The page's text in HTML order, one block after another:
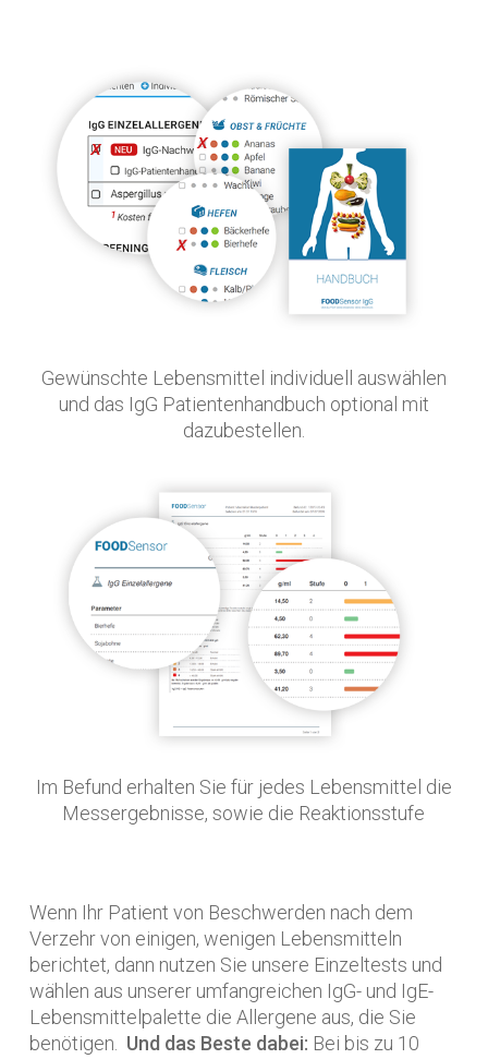
Gewünschte Lebensmittel individuell auswählen
und das IgG Patientenhandbuch optional mit
dazubestellen.
Im Befund erhalten Sie für jedes Lebensmittel die
Messergebnisse, sowie die Reaktionsstufe
Wenn Ihr Patient von Beschwerden nach dem
Verzehr von einigen, wenigen Lebensmitteln
berichtet, dann nutzen Sie unsere Einzeltests und
wählen aus unserer umfangreichen IgG- und IgE-
Lebensmittelpalette die Allergene aus, die Sie
benötigen. Und das Beste dabei: Bei bis zu 10